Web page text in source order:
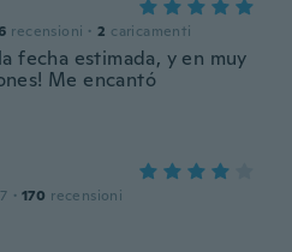
recensioni · 2 caricamenti
fecha estimada, y en muy
Me encantó
· 170 recensioni